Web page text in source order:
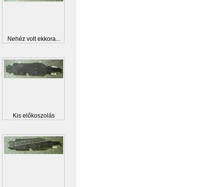
Nehéz volt ekkora...
Kis előkoszolás